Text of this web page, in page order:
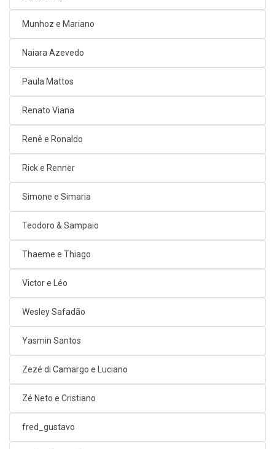
Munhoz e Mariano
Naiara Azevedo
Paula Mattos
Renato Viana
Renê e Ronaldo
Rick e Renner
Simone e Simaria
Teodoro & Sampaio
Thaeme e Thiago
Victor e Léo
Wesley Safadão
Yasmin Santos
Zezé di Camargo e Luciano
Zé Neto e Cristiano
fred_gustavo